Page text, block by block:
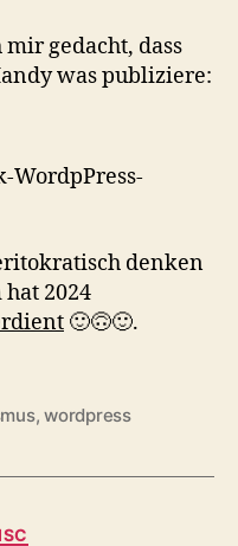
mir gedacht, dass
was publiziere:
WordpPress-
denken
2024
🙂🙃🙂.
,wordpress